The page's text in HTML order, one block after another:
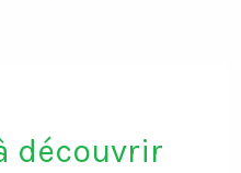
découvrir